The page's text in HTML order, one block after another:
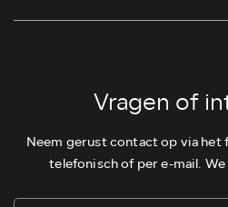
Vragen of
Neem gerust contact op via het
telefonisch of per e-mail.